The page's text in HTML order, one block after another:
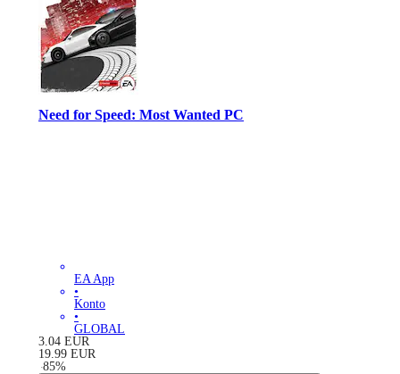
Need for Speed: Most Wanted PC
EA App
•
Konto
•
GLOBAL
3.04 EUR
19.99 EUR
-85%